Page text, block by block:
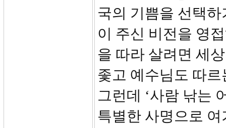
국의 기쁨을 선택
이 주신 비전을 영
을 따라 살려면 세
좇고 예수님도 따
그런데 ‘사람 낚는
특별한 사명으로